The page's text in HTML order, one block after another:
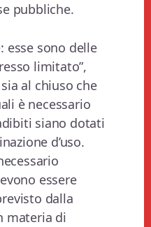
pubbliche.
esse sono delle
limitato”,
al chiuso che
è necessario
siano dotati
d’uso.
essere
dalla
materia di